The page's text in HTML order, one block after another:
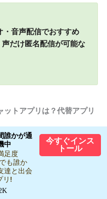
・音声配信でおすすめ
だけ匿名配信が可能な
ットアプリは？代替アプリ
も知りたい」「GRAVITYを
みたい」という方向け
えで、同じような使い方が
ます。
か
誰かが通
中
足度
も誰か
達と出会
リ!
今すぐインス
トール